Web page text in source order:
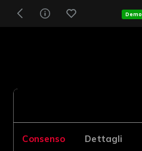
Consenso Dettagli
Demo